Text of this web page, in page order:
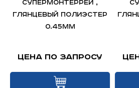
Супермонтеррей ,
глянцевый полиэстер
0.45мм
Цена по запросу